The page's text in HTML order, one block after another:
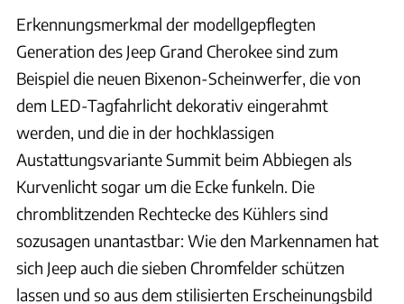
Erkennungsmerkmal der modellgepflegten
Generation des Jeep Grand Cherokee sind zum
Beispiel die neuen Bixenon-Scheinwerfer, die von
dem LED-Tagfahrlicht dekorativ eingerahmt
werden, und die in der hochklassigen
Austattungsvariante Summit beim Abbiegen als
Kurvenlicht sogar um die Ecke funkeln. Die
chromblitzenden Rechtecke des Kühlers sind
sozusagen unantastbar: Wie den Markennamen hat
sich Jeep auch die sieben Chromfelder schützen
lassen und so aus dem stilisierten Erscheinungsbild